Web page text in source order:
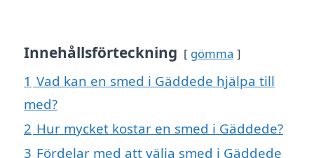
Innehållsförteckning gömma
1 Vad kan en smed i Gäddede hjälpa till
med?
2 Hur mycket kostar en smed i Gäddede?
3 Fördelar med att välja smed i Gäddede